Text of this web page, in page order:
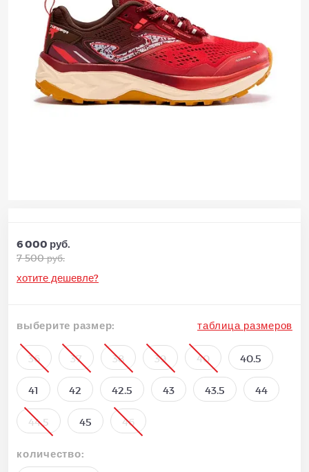
6 000 руб.
7 500 руб.
хотите дешевле?
выберите размер: таблица размеров
36 37 38 39 40 40.5
41 42 42.5 43 43.5 44
44,5 45 46
количество: